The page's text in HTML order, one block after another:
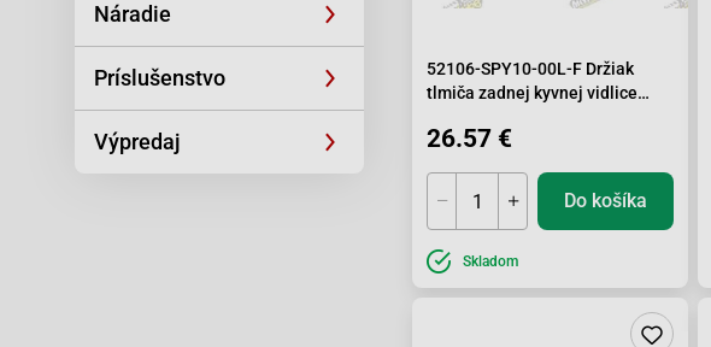
Náradie
Príslušenstvo
Výpredaj
52106-SPY10-00L-F Držiak
tlmiča zadnej kyvnej vidlice
26.57 €
Do košíka
Skladom